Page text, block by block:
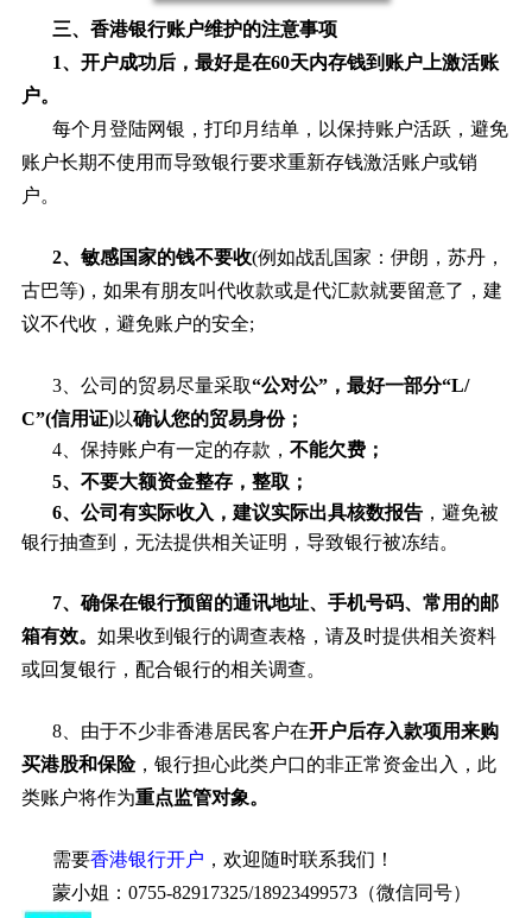
三、香港银行账户维护的注意事项
1、开户成功后，最好是在60天内存钱到账户上激活账
户。
每个月登陆网银，打印月结单，以保持账户活跃，避免
账户长期不使用而导致银行要求重新存钱激活账户或销
户。
2、敏感国家的钱不要收(例如战乱国家：伊朗，苏丹，
古巴等)，如果有朋友叫代收款或是代汇款就要留意了，建
议不代收，避免账户的安全;
3、公司的贸易尽量采取“公对公”，最好一部分“L/
C”(信用证)以确认您的贸易身份；
4、保持账户有一定的存款， 不能欠费；
5、不要大额资金整存，整取；
6、公司有实际收入，建议实际出具核数报告，避免被
银行抽查到，无法提供相关证明，导致银行被冻结。
7、确保在银行预留的通讯地址、手机号码、常用的邮
箱有效。 如果收到银行的调查表格，请及时提供相关资料
或回复银行，配合银行的相关调查。
8、由于不少非香港居民客户在开户后存入款项用来购
买港股和保险，银行担心此类户口的非正常资金出入，此
类账户将作为重点监管对象。
需要香港银行开户 ，欢迎随时联系我们！
蒙小姐：0755-82917325/18923499573（微信同号）